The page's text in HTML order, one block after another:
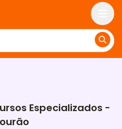
Especializados -